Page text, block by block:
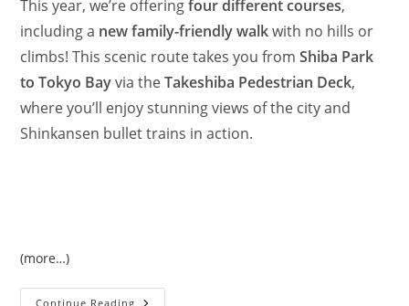
This year, we’re offeringfour different courses,
including a new family-friendly walkwith no hills or
climbs! This scenic route takes you fromShiba Park
to Tokyo Bayvia theTakeshiba Pedestrian Deck,
where you’ll enjoy stunning views of the city and
Shinkansen bullet trains in action.
(more…)
Continue Reading